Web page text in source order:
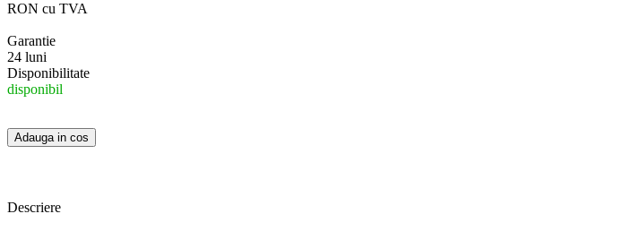
RON cu TVA
Garantie
24 luni
Disponibilitate
disponibil
Descriere